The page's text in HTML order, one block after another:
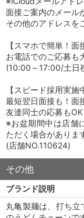
面接ご案内のメール
その他のアドレスを
【スマホで簡単！面
お電話でのご応募も
(10:00～17:00/土日
【スピード採用実施
最短翌日面接も！面
友達同士の応募もOK
※お盆期間中は店舗
ただく場合がありま
(店舗NO.110624)
その他
ブランド説明
丸亀製麺は、打ち立